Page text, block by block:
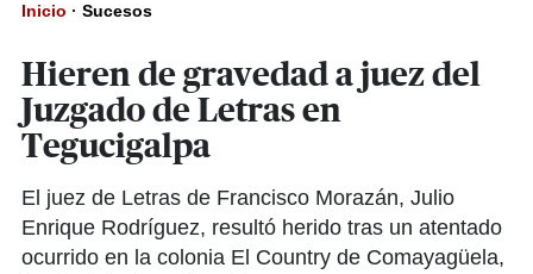
Inicio · Sucesos
Hieren de gravedad a juez del
Juzgado de Letras en
Tegucigalpa
El juez de Letras de Francisco Morazán, Julio
Enrique Rodríguez, resultó herido tras un atentado
ocurrido en la colonia El Country de Comayagüela,